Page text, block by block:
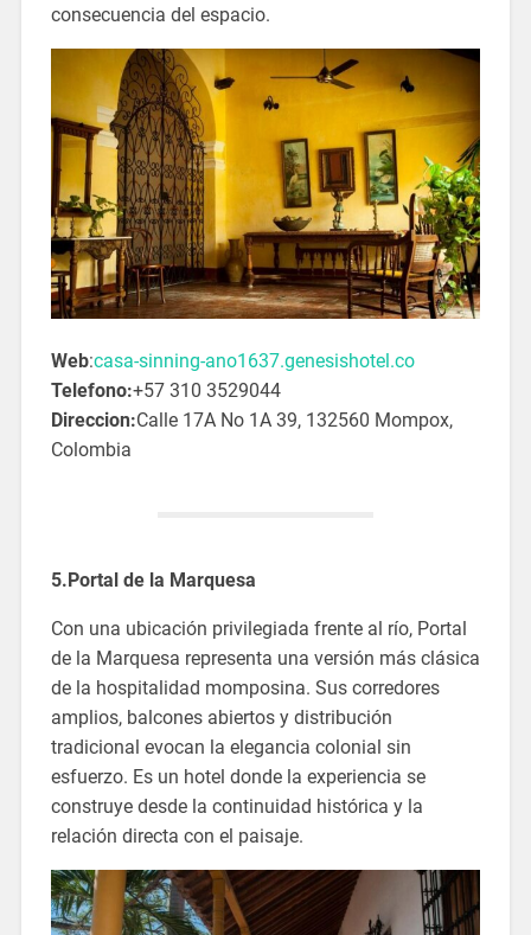
consecuencia del espacio.
Web:casa-sinning-ano1637.genesishotel.co
Telefono:+57 310 3529044
Direccion:Calle 17A No 1A 39, 132560 Mompox,
Colombia
5.Portal de la Marquesa
Con una ubicación privilegiada frente al río, Portal
de la Marquesa representa una versión más clásica
de la hospitalidad momposina. Sus corredores
amplios, balcones abiertos y distribución
tradicional evocan la elegancia colonial sin
esfuerzo. Es un hotel donde la experiencia se
construye desde la continuidad histórica y la
relación directa con el paisaje.